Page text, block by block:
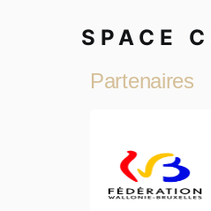
SPACE
Partenaires